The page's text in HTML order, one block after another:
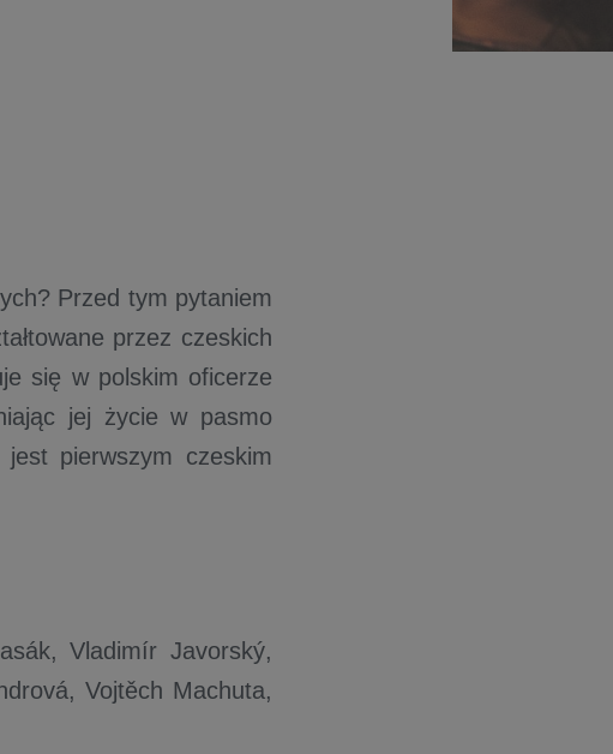
Przed tym pytaniem
przez czeskich
się w polskim oficerze
jej życie w pasmo
pierwszym czeskim
Vladimír Javorský,
Vojtěch Machuta,